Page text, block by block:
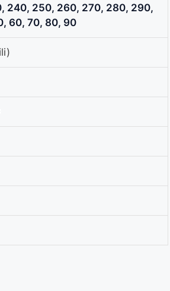
240, 250, 260, 270, 280, 290,
60, 70, 80, 90